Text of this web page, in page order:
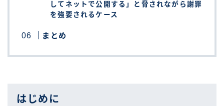
してネットで公開する」と脅されながら謝罪
を強要されるケース
まとめ
はじめに